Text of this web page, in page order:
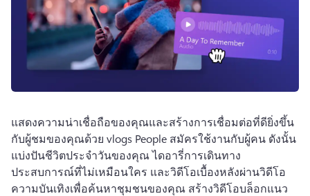
แสดงความน่าเชื่อถือของคุณและสร้างการเชื่อมต่อที่ดียิ่งขึ้น
กับผู้ชมของคุณด้วย vlogs People สมัครใช้งานกับผู้คน ดังนั้น
แบ่งปันชีวิตประจําวันของคุณ ไดอารี่การเดินทาง
ประสบการณ์ที่ไม่เหมือนใคร และวิดีโอเบื้องหลังผ่านวิดีโอ
ความบันเทิงเพื่อค้นหาชุมชนของคุณ สร้างวิดีโอบล็อกแนว